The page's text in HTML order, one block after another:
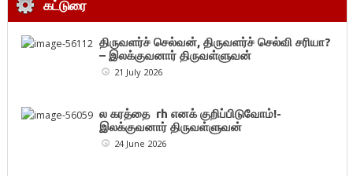
கட்டுரை
திருவளர்ச் செல்வன், திருவளர்ச் செல்வி சரியா?
– இலக்குவனார் திருவள்ளுவன்
21 July 2026
ல கரத்தை rh எனக் குறிப்பிடுவோம்!-
இலக்குவனார் திருவள்ளுவன்
24 June 2026